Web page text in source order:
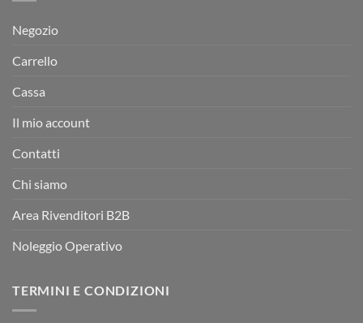
Negozio
Carrello
Cassa
Il mio account
Contatti
Chi siamo
Area Rivenditori B2B
Noleggio Operativo
TERMINI E CONDIZIONI